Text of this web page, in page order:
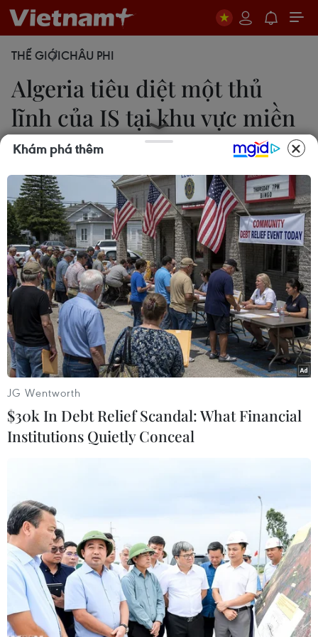
THẾ GIỚICHÂU PHI
Algeria tiêu diệt một thủ
lĩnh của IS tại khu vực miền
Đông
13/10/2016 23:26
Bộ Quốc phòng Algeria thông báo quân đội nước
này ngày 13/10 đã tiêu diệt 2 phần tử khủng bố
nguy hiểm tại tỉnh Skikda, cách thủ đô Alger 345
km về phía Đông.
Lực lượng chống khủng bố của Algerria trong một chiến dịch
truy quét các phần tử cực đoan. (Nguồn: slamedianalysis.info)
Bộ Quốc phòng Algeria thông báo quân đội
nước này ngày 13/10 đã tiêu diệt 2 phần tử
khủng bố nguy hiểm tại tỉnh Skikda, cách thủ
đô Alger 345 km về phía Đông.
Khám phá thêm
JG Wentworth
$30k In Debt Relief Scandal: What Financial
Institutions Quietly Conceal